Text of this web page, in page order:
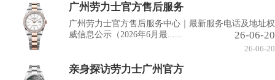
广州劳力士官方售后服务
广州劳力士官方售后服务中心｜最新服务电话及地址权
威信息公示（2026年6月最......
26-06-20
26-06-20
亲身探访劳力士广州官方